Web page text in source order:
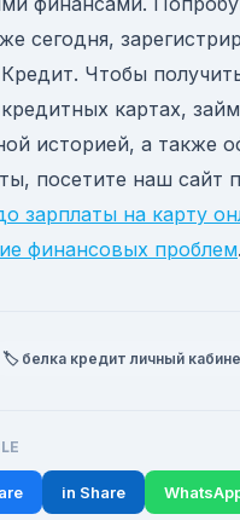
сегодня,
Чтобы
картах,
историей, а также
посетите наш сайт
зарплаты на карту
финансовых проблем.
🏷️ белка кредит личный
in Share